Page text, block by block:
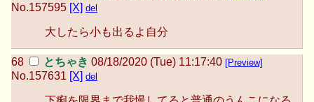
No.157595 [X] del
大したら小も出るよ自分
とちゃき 08/18/2020 (Tue) 11:17:40 [Preview]
No.157631 [X] del